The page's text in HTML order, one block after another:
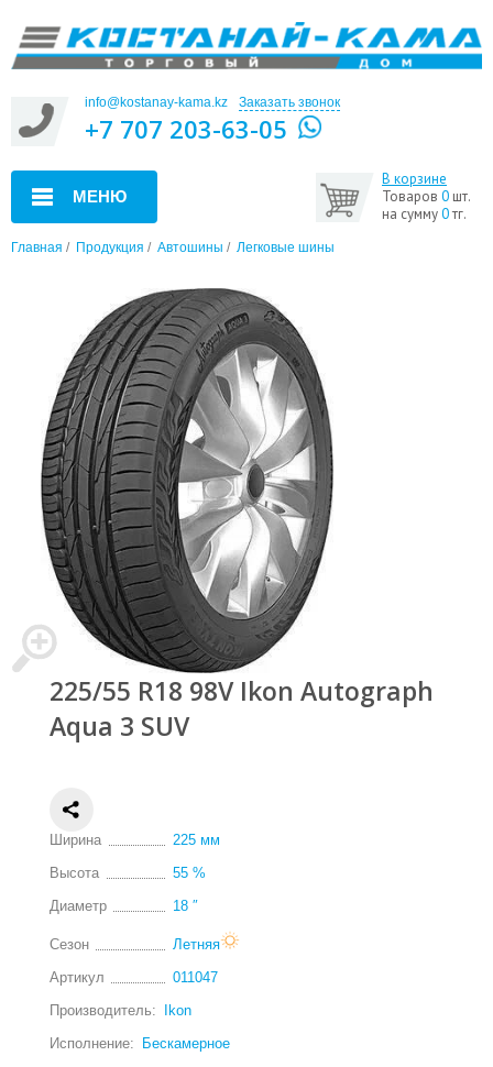
info@kostanay-kama.kz Заказать звонок
+7 707 203-63-05
МЕНЮ
В корзине
Товаров 0 шт.
на сумму0тг.
Главная / Продукция / Автошины / Легковые шины
225/55 R18 98V Ikon Autograph
Aqua 3 SUV
Ширина
225 мм
Высота
55 %
Диаметр
18 ″
Сезон
Летняя
Артикул
011047
Производитель:
Ikon
Исполнение:
Бескамерное